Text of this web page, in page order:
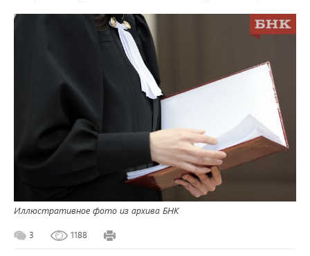
Иллюстративное фото из архива БНК
3 1188